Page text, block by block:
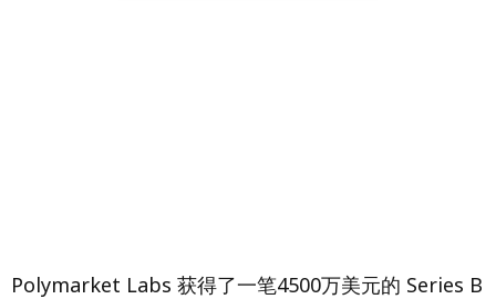
Polymarket Labs 获得了一笔4500万美元的 Series B